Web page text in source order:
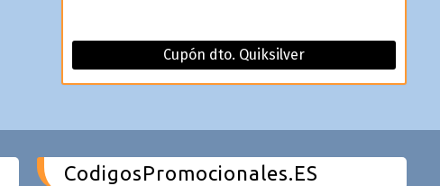
Cupón dto. Quiksilver
CodigosPromocionales.ES